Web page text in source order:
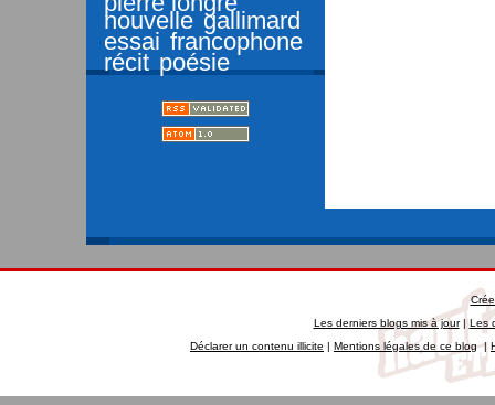
nouvelle gallimard
essai francophone
récit poésie
Les derniers blogs mis à jour|Les
Déclarer un contenu illicite | Mentions légales de ce blog|